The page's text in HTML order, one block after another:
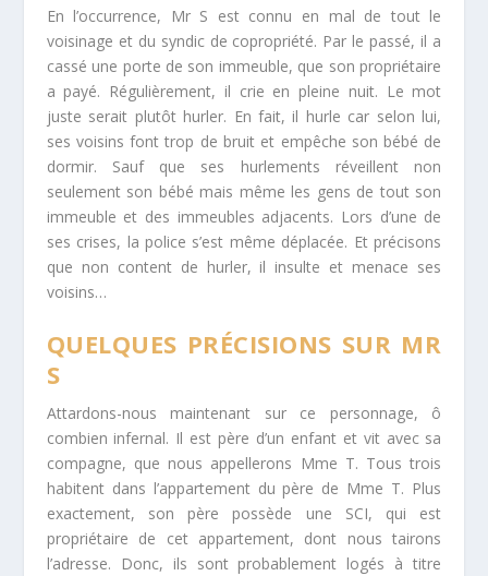
En l’occurrence, Mr S est connu en mal de tout le
voisinage et du syndic de copropriété. Par le passé, il a
cassé une porte de son immeuble, que son propriétaire
a payé. Régulièrement, il crie en pleine nuit. Le mot
juste serait plutôt hurler. En fait, il hurle car selon lui,
ses voisins font trop de bruit et empêche son bébé de
dormir. Sauf que ses hurlements réveillent non
seulement son bébé mais même les gens de tout son
immeuble et des immeubles adjacents. Lors d’une de
ses crises, la police s’est même déplacée. Et précisons
que non content de hurler, il insulte et menace ses
voisins…
QUELQUES PRÉCISIONS SUR MR
S
Attardons-nous maintenant sur ce personnage, ô
combien infernal. Il est père d’un enfant et vit avec sa
compagne, que nous appellerons Mme T. Tous trois
habitent dans l’appartement du père de Mme T. Plus
exactement, son père possède une SCI, qui est
propriétaire de cet appartement, dont nous tairons
l’adresse. Donc, ils sont probablement logés à titre